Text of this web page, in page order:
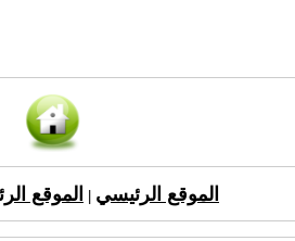
الموقع الرئيسي الموقع